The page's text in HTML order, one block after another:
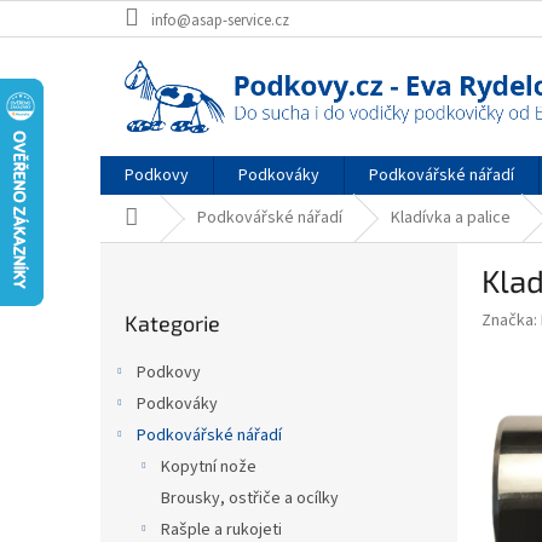
na
info@asap-service.cz
Podkovy Podkováky Podkovářské nářadí
Domů Podkovářské nářadí Kladívka a palice
kategorie
Kategorie
Podkovy
Podkováky
Podkovářské nářadí
Kopytní nože
Brousky, ostřiče a ocílky
Rašple a rukojeti
Značka: